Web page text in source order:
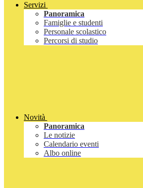
Servizi
Panoramica
Famiglie e studenti
Personale scolastico
Percorsi di studio
Novità
Panoramica
Le notizie
Calendario eventi
Albo online